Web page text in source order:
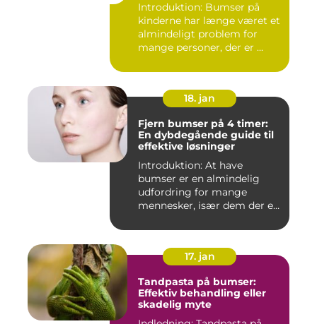
Introduktion: Bumser på
kinderne har længe været et
almindeligt problem for
mange personer, der er ...
18. jan
Fjern bumser på 4 timer:
En dybdegående guide til
effektive løsninger
Introduktion: At have
bumser er en almindelig
udfordring for mange
mennesker, især dem der er
17. jan
Tandpasta på bumser:
Effektiv behandling eller
skadelig myte